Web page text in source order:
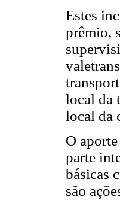
Estes
prêmio,
local da
local da
O
parte
básicas
são